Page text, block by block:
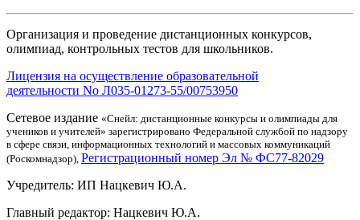
Организация и проведение дистанционных конкурсов,
олимпиад, контрольных тестов для школьников.
Лицензия на осуществление образовательной
деятельности No Л035-01273-55/00753950
Сетевое издание «Снейл: дистанционные конкурсы и олимпиады для
учеников и учителей» зарегистрировано Федеральной службой по надзору
в сфере связи, информационных технологий и массовых коммуникаций
(Роскомнадзор), Регистрационный номер Эл № ФС77-82029
Учредитель: ИП Нацкевич Ю.А.
Главный редактор: Нацкевич Ю.А.